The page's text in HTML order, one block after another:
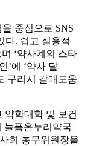
중심으로 SNS
다. 쉽고 실용적
‘약사계의 스타
’에 ‘약사 달
구리시 갈매도움
학대학 및 보건
늘픔온누리약국
회 총무위원장을